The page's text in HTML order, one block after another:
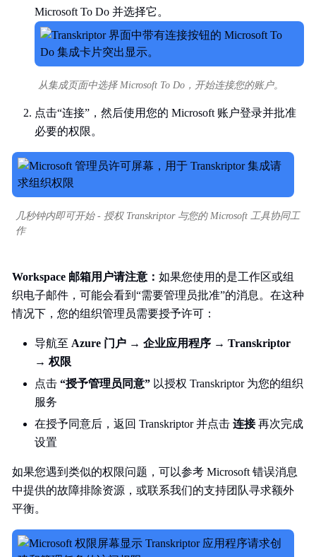
Microsoft To Do 并选择它。
从集成页面中选择 Microsoft To Do，开始连接您的账户。
点击“连接”，然后使用您的 Microsoft 账户登录并批准
必要的权限。
几秒钟内即可开始 - 授权 Transkriptor 与您的 Microsoft 工具协同工
作
Workspace 邮箱用户请注意： 如果您使用的是工作区或组
织电子邮件，可能会看到“需要管理员批准”的消息。在这种
情况下，您的组织管理员需要授予许可：
导航至 Azure 门户 → 企业应用程序 → Transkriptor
→权限
点击 “授予管理员同意” 以授权 Transkriptor 为您的组织
服务
在授予同意后，返回 Transkriptor 并点击 连接再次完成
设置
如果您遇到类似的权限问题，可以参考 Microsoft 错误消息
中提供的故障排除资源，或联系我们的支持团队寻求额外
平衡。